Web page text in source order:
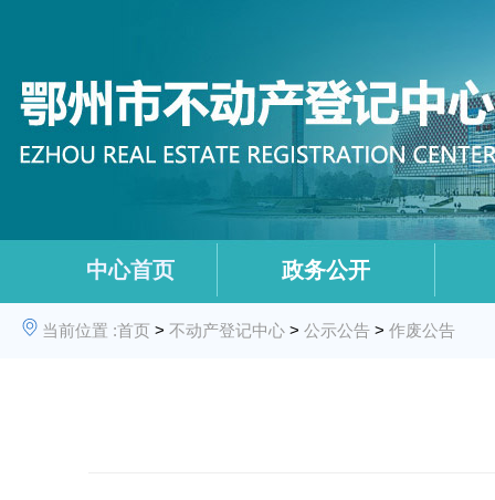
中心首页 政务公开
当前位置 :首页 > 不动产登记中心 > 公示公告 > 作废公告